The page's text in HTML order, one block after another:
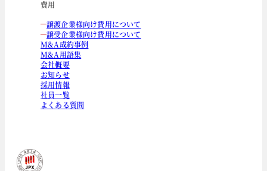
費用
譲渡企業様向け費用について
譲受企業様向け費用について
M&A成約事例
M&A用語集
会社概要
お知らせ
採用情報
社員一覧
よくある質問